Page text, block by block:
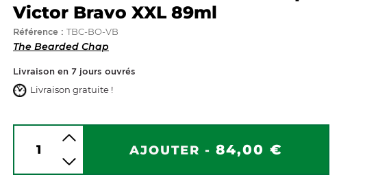
Victor Bravo XXL 89ml
Référence : TBC-BO-VB
The Bearded Chap
Livraison en 7 jours ouvrés
Livraison gratuite !
AJOUTER - 84,00 €